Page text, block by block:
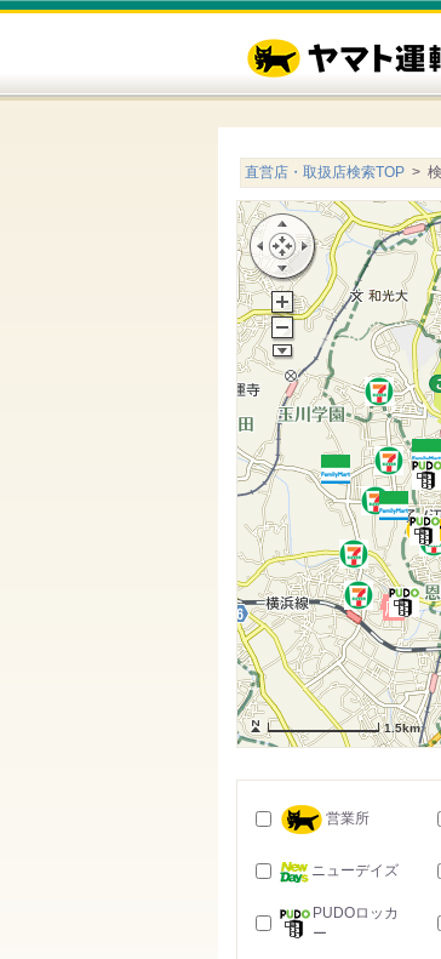
直営店・取扱店検索TOP >
1.5km
営業所
ニューデイズ
PUDOロッカ
ー